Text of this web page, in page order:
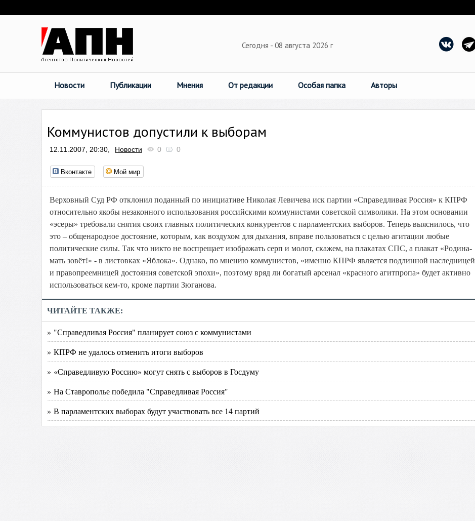
Сегодня - 08 августа 2026 г
Новости Публикации Мнения От редакции Особая папка Авторы
Коммунистов допустили к выборам
12.11.2007, 20:30, Новости 0 0
Вконтакте Мой мир
Верховный Суд РФ отклонил поданный по инициативе Николая Левичева иск партии «Справедливая Россия» к КПРФ
относительно якобы незаконного использования российскими коммунистами советской символики. На этом основании
«эсеры» требовали снятия своих главных политических конкурентов с парламентских выборов. Теперь выяснилось, что
это – общенародное достояние, которым, как воздухом для дыхания, вправе пользоваться с целью агитации любые
политические силы. Так что никто не воспрещает изображать серп и молот, скажем, на плакатах СПС, а плакат «Родина-
мать зовёт!» - в листовках «Яблока». Однако, по мнению коммунистов, «именно КПРФ является подлинной наследницей
и правопреемницей достояния советской эпохи», поэтому вряд ли богатый арсенал «красного агитпропа» будет активно
использоваться кем-то, кроме партии Зюганова.
ЧИТАЙТЕ ТАКЖЕ:
» "Справедливая Россия" планирует союз с коммунистами
» КПРФ не удалось отменить итоги выборов
» «Справедливую Россию» могут снять с выборов в Госдуму
» На Ставрополье победила "Справедливая Россия"
» В парламентских выборах будут участвовать все 14 партий